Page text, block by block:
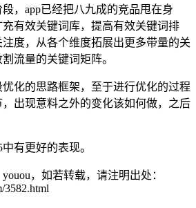
段，app已经把八九成的竞品甩在身
有效关键词库，提高有效关键词排
度，从各个维度拓展出更多带量的关
流量的关键词矩阵。
化的思路框架，至于进行优化的过程
出现意料之外的变化该如何做，之后
有更好的表现。
，如若转载，请注明出处：
3582.html